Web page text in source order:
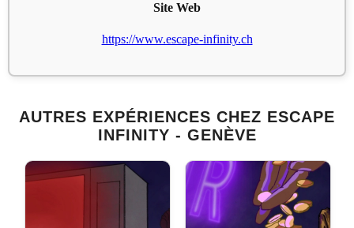
Site Web
https://www.escape-infinity.ch
AUTRES EXPÉRIENCES CHEZ ESCAPE
INFINITY - GENÈVE